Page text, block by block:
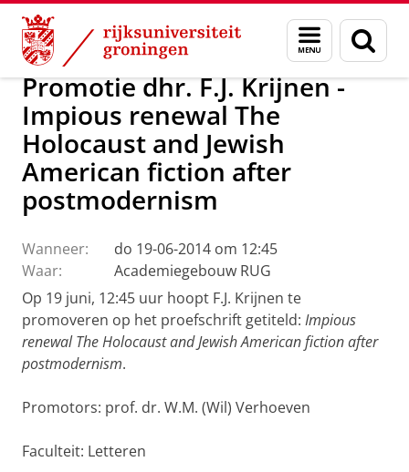
Skip
Content
Skip
Navigation
Menu
en
zoeken
Over ons Actueel Nieuws
Promotie dhr. F.J. Krijnen -
Impious renewal The
Holocaust and Jewish
American fiction after
postmodernism
Wanneer:
do 19-06-2014 om 12:45
Waar:
Academiegebouw RUG
Op 19 juni, 12:45 uur hoopt F.J. Krijnen te
promoveren op het proefschrift getiteld: Impious
renewal The Holocaust and Jewish American fiction after
postmodernism.
Promotors: prof. dr. W.M. (Wil) Verhoeven
Faculteit: Letteren